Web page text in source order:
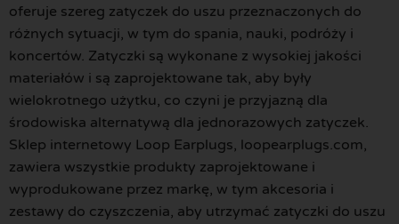
oferuje szereg zatyczek do uszu przeznaczonych do
różnych sytuacji, w tym do spania, nauki, podróży i
koncertów. Zatyczki są wykonane z wysokiej jakości
materiałów i są zaprojektowane tak, aby były
wielokrotnego użytku, co czyni je przyjazną dla
środowiska alternatywą dla jednorazowych zatyczek.
Sklep internetowy Loop Earplugs, loopearplugs.com,
zawiera wszystkie produkty zaprojektowane i
wyprodukowane przez markę, w tym akcesoria i
zestawy do czyszczenia, aby utrzymać zatyczki do uszu